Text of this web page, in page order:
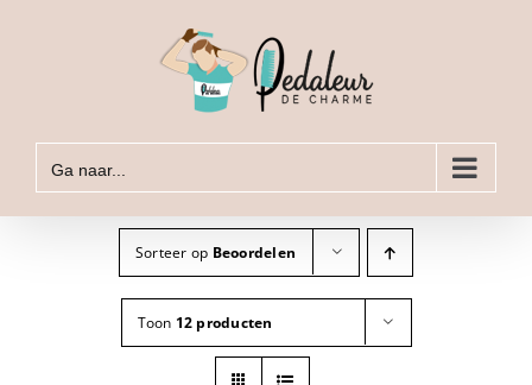
Ga naar...
Sorteer op Beoordelen
Toon 12 producten